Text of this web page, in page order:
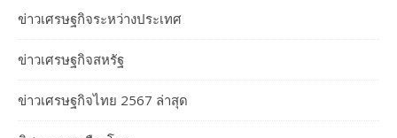
ข่าวเศรษฐกิจระหว่างประเทศ
ข่าวเศรษฐกิจสหรัฐ
ข่าวเศรษฐกิจไทย 2567 ล่าสุด